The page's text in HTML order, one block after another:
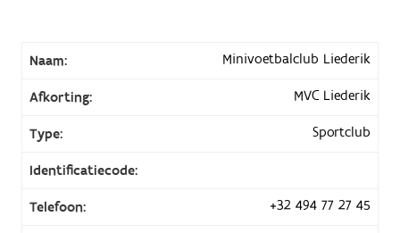
Naam: Minivoetbalclub Liederik
Afkorting: MVC Liederik
Type: Sportclub
Identificatiecode:
Telefoon: +32 494 77 27 45